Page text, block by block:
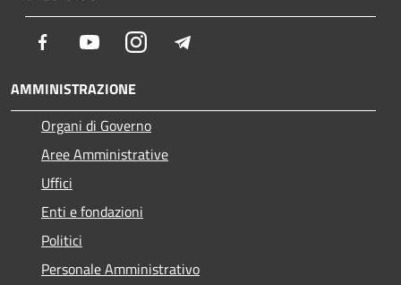
Facebook YoutubeInstagram
AMMINISTRAZIONE
Organi di Governo
Aree Amministrative
Uffici
Enti e fondazioni
Politici
Personale Amministrativo